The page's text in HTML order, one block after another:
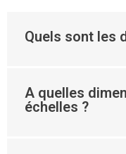
Quels sont les
A quelles
échelles ?